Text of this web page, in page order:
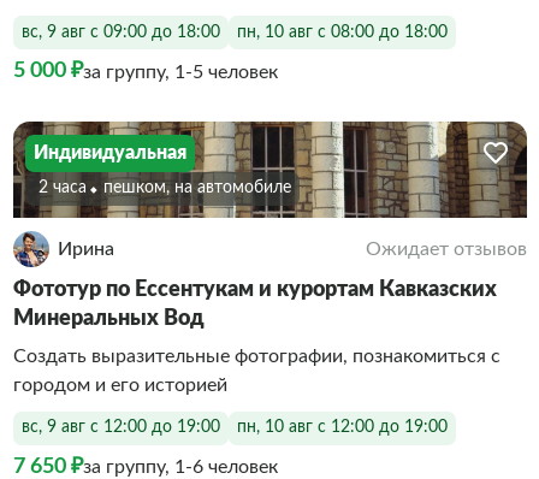
вс, 9 авг с 09:00 до 18:00 пн, 10 авг с 08:00 до 18:00
5 000 ₽за группу, 1-5 человек
Индивидуальная
2 часа Пешком, на автомобиле
Ирина Ожидает отзывов
Фототур по Ессентукам и курортам Кавказских
Минеральных Вод
Создать выразительные фотографии, познакомиться с
городом и его историей
вс, 9 авг с 12:00 до 19:00 пн, 10 авг с 12:00 до 19:00
7 650 ₽за группу, 1-6 человек